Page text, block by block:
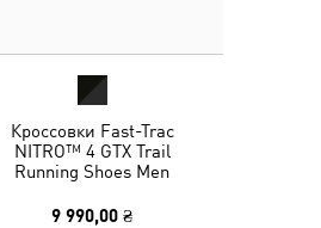
Кроссовки Fast-Trac
NITRO™ 4 GTX Trail
Running Shoes Men
9 990,00 ₴